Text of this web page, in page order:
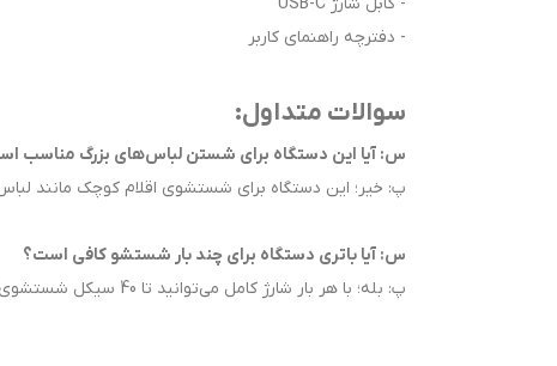
- دفترچه راهنمای کاربر
سوالات متداول:
س: آیا این دستگاه برای شستن لباس‌های بزرگ مناسب
پ: خیر؛ این دستگاه برای شستشوی اقلام کوچک مانند
س: آیا باتری دستگاه برای چند بار شستشو کافی است؟
پ: بله؛ با هر بار شارژ کامل می‌توانید تا 40 سیکل شستشوی 3 دقیقه‌ای یا 15 سیکل 8 دقیقه‌ای را بدون نیاز به شارژ مجدد انجام دهید.